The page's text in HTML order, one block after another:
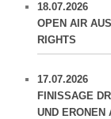
18.07.2026
OPEN AIR
RIGHTS
17.07.2026
FINISSAGE
UND ERONEN